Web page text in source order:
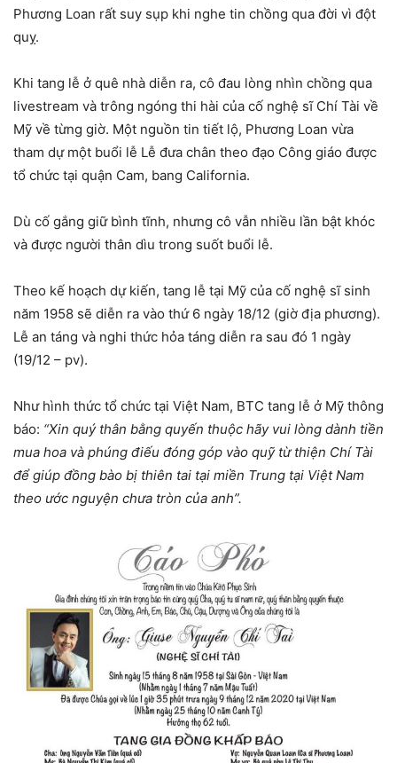
Phương Loan rất suy sụp khi nghe tin chồng qua đời vì đột
quỵ.
Khi tang lễ ở quê nhà diễn ra, cô đau lòng nhìn chồng qua
livestream và trông ngóng thi hài của cố nghệ sĩ Chí Tài về
Mỹ về từng giờ. Một nguồn tin tiết lộ, Phương Loan vừa
tham dự một buổi lễ Lễ đưa chân theo đạo Công giáo được
tổ chức tại quận Cam, bang California.
Dù cố gắng giữ bình tĩnh, nhưng cô vẫn nhiều lần bật khóc
và được người thân dìu trong suốt buổi lễ.
Theo kế hoạch dự kiến, tang lễ tại Mỹ của cố nghệ sĩ sinh
năm 1958 sẽ diễn ra vào thứ 6 ngày 18/12 (giờ địa phương).
Lễ an táng và nghi thức hỏa táng diễn ra sau đó 1 ngày
(19/12 – pv).
Như hình thức tổ chức tại Việt Nam, BTC tang lễ ở Mỹ thông
báo: “Xin quý thân bằng quyến thuộc hãy vui lòng dành tiền
mua hoa và phúng điếu đóng góp vào quỹ từ thiện Chí Tài
để giúp đồng bào bị thiên tai tại miền Trung tại Việt Nam
theo ước nguyện chưa tròn của anh”.